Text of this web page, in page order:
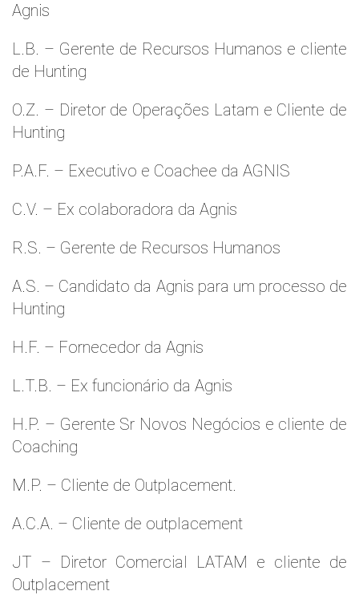
Agnis
L.B. – Gerente de Recursos Humanos e cliente
de Hunting
O.Z. – Diretor de Operações Latam e Cliente de
Hunting
P.A.F. – Executivo e Coachee da AGNIS
C.V. – Ex colaboradora da Agnis
R.S. – Gerente de Recursos Humanos
A.S. – Candidato da Agnis para um processo de
Hunting
H.F. – Fornecedor da Agnis
L.T.B. – Ex funcionário da Agnis
H.P. – Gerente Sr Novos Negócios e cliente de
Coaching
M.P. – Cliente de Outplacement.
A.C.A. – Cliente de outplacement
JT – Diretor Comercial LATAM e cliente de
Outplacement